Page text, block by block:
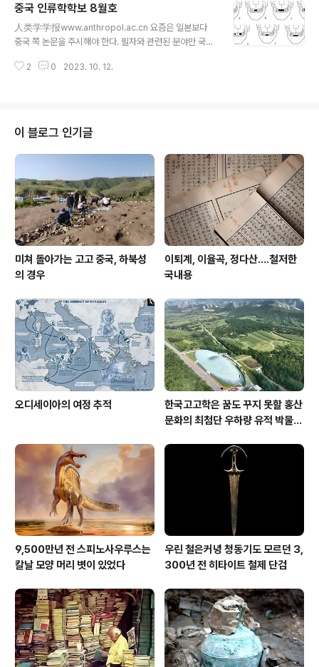
하기 위해서다. 필자가 이 블로그에 글을 남기는 것은 이 세
션에 처음 글을 쓸 때도 이야기한 것이지만, 연구로 얻은 성
과는 일반 독자에게 반드시 그 분들의 눈높이에서 돌려줘
지 않은데 해외 학회의 경우 학회 일정 중 하루 반나절 정도
중국 인류학학보 8월호
人类学学报www.anthropol.ac.cn 요즘은 일본보다
중국 쪽 논문을 주시해야 한다. 필자와 관련된 분야만 국한
위 인류학학보는 소위 중국이 키우는 고고학분야 CSSCI
2 0 2023. 10. 12.
이 블로그 인기글
미쳐 돌아가는 고고 중국, 하북성
의 경우
이퇴계, 이율곡, 정다산....철저한
국내용
오디세이아의 여정 추적
한국고고학은 꿈도 꾸지 못할 홍산
문화의 최첨단 우하량 유적 박물관
9,500만년 전 스피노사우루스는
칼날 모양 머리 볏이 있었다
우린 철은커녕 청동기도 모르던 3,
300년 전 히타이트 철제 단검